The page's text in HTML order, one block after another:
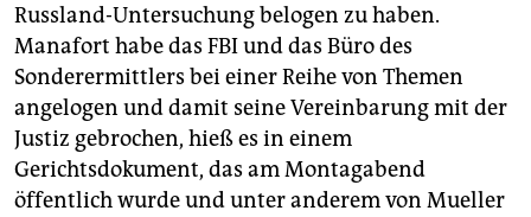
unterstützen
abo
genossenschaft
epaper login
Russland-Untersuchung belogen zu haben.
Manafort habe das FBI und das Büro des
Sonderermittlers bei einer Reihe von Themen
angelogen und damit seine Vereinbarung mit der
Justiz gebrochen, hieß es in einem
Gerichtsdokument, das am Montagabend
öffentlich wurde und unter anderem von Mueller